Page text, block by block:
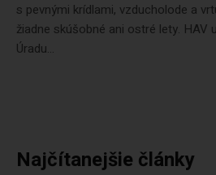
s pevnými krídlami, vzducholode a
žiadne skúšobné ani ostré lety. HAV
Úradu...
Najčítanejšie články